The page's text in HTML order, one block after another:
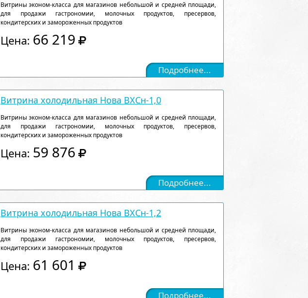
Витрины эконом-класса для магазинов небольшой и средней площади,
для продажи гастрономии, молочных продуктов, пресервов,
кондитерских и замороженных продуктов
Цена: 66 219
Подробнее...
Витрина холодильная Нова ВХСн-1,0
Витрины эконом-класса для магазинов небольшой и средней площади,
для продажи гастрономии, молочных продуктов, пресервов,
кондитерских и замороженных продуктов
Цена: 59 876
Подробнее...
Витрина холодильная Нова ВХСн-1,2
Витрины эконом-класса для магазинов небольшой и средней площади,
для продажи гастрономии, молочных продуктов, пресервов,
кондитерских и замороженных продуктов
Цена: 61 601
Подробнее...